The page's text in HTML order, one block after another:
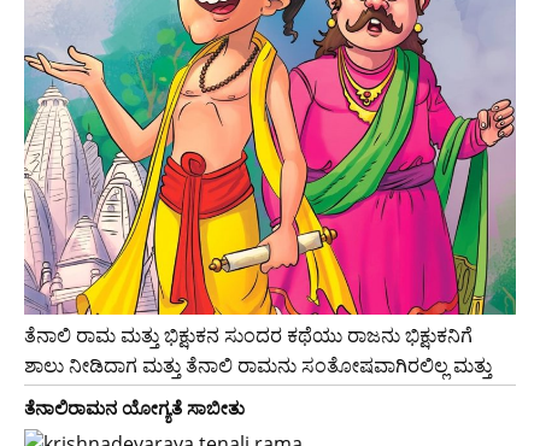
ತೆನಾಲಿ ರಾಮ ಮತ್ತು ಭಿಕ್ಷುಕನ ಸುಂದರ ಕಥೆಯು ರಾಜನು ಭಿಕ್ಷುಕನಿಗೆ
ಶಾಲು ನೀಡಿದಾಗ ಮತ್ತು ತೆನಾಲಿ ರಾಮನು ಸಂತೋಷವಾಗಿರಲಿಲ್ಲ ಮತ್ತು
ತೆನಾಲಿರಾಮನ ಯೋಗ್ಯತೆ ಸಾಬೀತು